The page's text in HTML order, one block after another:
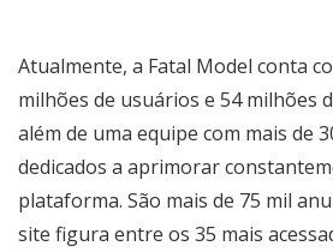
Atualmente, a Fatal Model conta
milhões de usuários e 54 milhões
além de uma equipe com mais de
dedicados a aprimorar
plataforma. São mais de 75 mil
site figura entre os 35 mais